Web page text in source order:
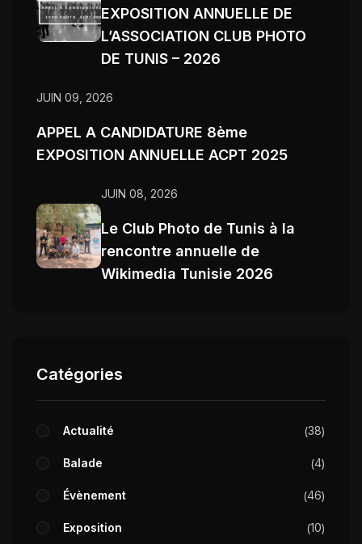
EXPOSITION ANNUELLE DE
L’ASSOCIATION CLUB PHOTO
DE TUNIS – 2026
JUIN 09, 2026
APPEL A CANDIDATURE 8ème
EXPOSITION ANNUELLE ACPT 2025
JUIN 08, 2026
Le Club Photo de Tunis à la
rencontre annuelle de
Wikimedia Tunisie 2026
Catégories
Actualité 38
Balade 4
Évènement 46
Exposition 10